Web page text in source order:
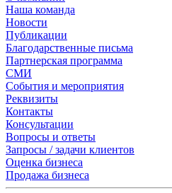
Наша команда
Новости
Публикации
Благодарственные письма
Партнерская программа
СМИ
События и мероприятия
Реквизиты
Контакты
Консультации
Вопросы и ответы
Запросы / задачи клиентов
Оценка бизнеса
Продажа бизнеса